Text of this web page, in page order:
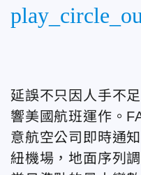
延誤不只因人手不
響美國航班運作。
意航空公司即時通
紐機場，地面序列